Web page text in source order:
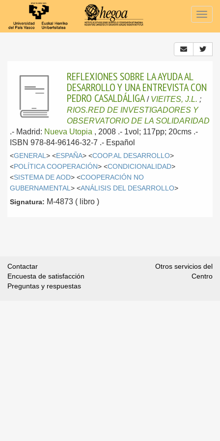
REFLEXIONES SOBRE LA AYUDA AL
DESARROLLO Y UNA ENTREVISTA CON
PEDRO CASALDÁLIGA / VIEITES, J.L. ;
RIOS.RED DE INVESTIGADORES Y
OBSERVATORIO DE LA SOLIDARIDAD
.- Madrid: Nueva Utopia , 2008 .- 1vol; 117pp; 20cms .-
ISBN 978-84-96146-32-7 .- Español
<GENERAL > <ESPAÑA> <COOP.AL DESARROLLO>
<POLÍTICA COOPERACIÓN> <CONDICIONALIDAD>
<SISTEMA DE AOD> <COOPERACIÓN NO
GUBERNAMENTAL > <ANÁLISIS DEL DESARROLLO>
Signatura: M-4873 ( libro )
Contactar
Encuesta de satisfacción
Preguntas y respuestas
Otros servicios del
Centro